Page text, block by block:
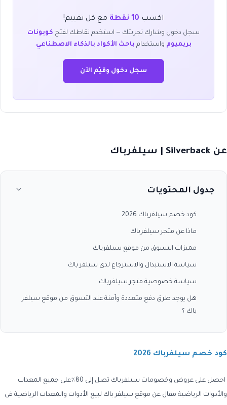
اكسب 10 نقطة مع كل تقييم!
سجل دخول وشارك تجربتك — استخدم نقاطك لفتح كوبونات
بريميوم واستخدام باحث الأكواد بالذكاء الاصطناعي
سجل دخول وقيّم الآن
عن Silverback | سيلفرباك
جدول المحتويات
كود خصم سيلفرباك 2026
ماذا عن متجر سيلفرباك
مميزات التسوق من موقع سيلفرباك
سياسة الاستبدال والاسترجاع لدى سيلفر باك
سياسة خصوصية متجر سيلفرباك
هل يوجد طرق دفع متعددة وآمنة عند التسوق من موقع سيلفر
باك ؟
كود خصم سيلفرباك 2026
احصل على عروض وخصومات سيلفرباك
تصل إلى 80٪على جميع المعدات
والأدوات الرياضية مقال عن موقع سيلفر باك لبيع الأدوات والمعدات الرياضية فى